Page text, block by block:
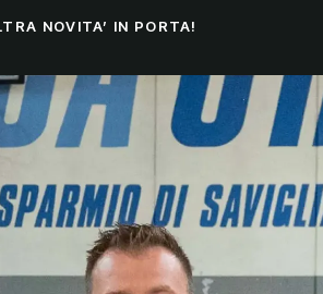
NOVITA’ IN PORTA!